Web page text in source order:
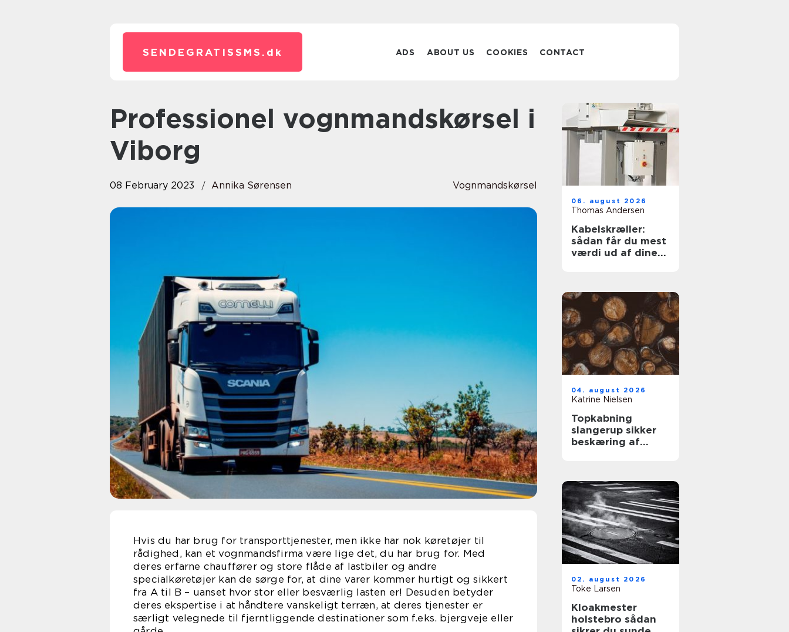
SENDEGRATISSMS. dk ADS ABOUT US COOKIES CONTACT
Professionel vognmandskørsel i
Viborg
08 February 2023 Annika Sørensen Vognmandskørsel
Hvis du har brug for transporttjenester, men ikke har nok køretøjer til
rådighed, kan et vognmandsfirma være lige det, du har brug for. Med
deres erfarne chauffører og store flåde af lastbiler og andre
specialkøretøjer kan de sørge for, at dine varer kommer hurtigt og sikkert
fra A til B – uanset hvor stor eller besværlig lasten er! Desuden betyder
deres ekspertise i at håndtere vanskeligt terræn, at deres tjenester er
særligt velegnede til fjerntliggende destinationer som f.eks. bjergveje eller
06. august 2026
Thomas Andersen
Kabelskræller:
sådan får du mest
værdi ud af dine
04. august 2026
Katrine Nielsen
Topkabning
slangerup sikker
beskæring af
02. august 2026
Toke Larsen
Kloakmester
holstebro sådan